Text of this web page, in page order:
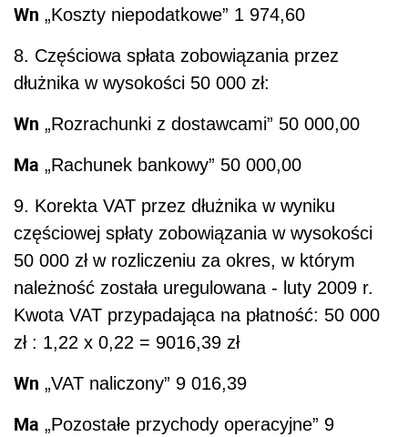
Wn „Koszty niepodatkowe” 1 974,60
8. Częściowa spłata zobowiązania przez
dłużnika w wysokości 50 000 zł:
Wn „Rozrachunki z dostawcami” 50 000,00
Ma „Rachunek bankowy” 50 000,00
9. Korekta VAT przez dłużnika w wyniku
częściowej spłaty zobowiązania w wysokości
50 000 zł w rozliczeniu za okres, w którym
należność została uregulowana - luty 2009 r.
Kwota VAT przypadająca na płatność: 50 000
zł : 1,22 x 0,22 = 9016,39 zł
Wn „VAT naliczony” 9 016,39
Ma „Pozostałe przychody operacyjne” 9